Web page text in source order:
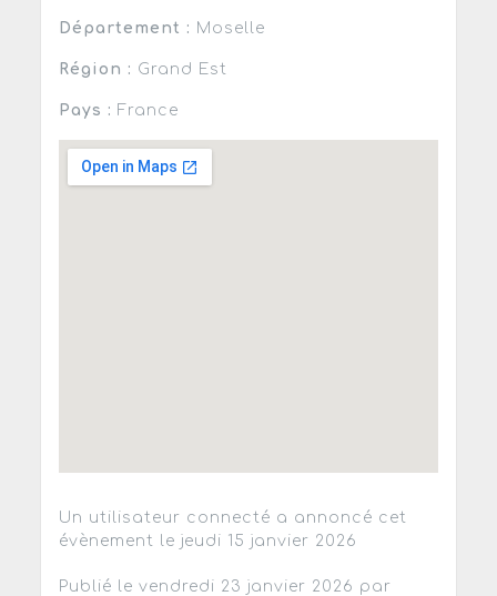
Département : Moselle
Région : Grand Est
Pays : France
Un utilisateur connecté a annoncé cet
évènement le jeudi 15 janvier 2026
Publié le vendredi 23 janvier 2026 par